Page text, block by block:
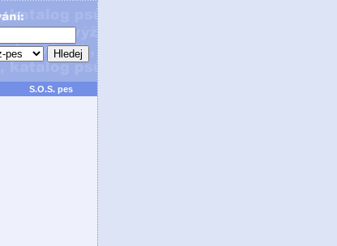
S.O.S. pes